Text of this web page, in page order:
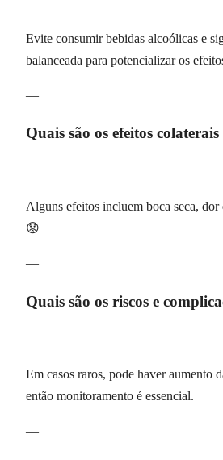
Evite consumir bebidas alcoólicas e
balanceada para potencializar os
—
Quais são os efeitos
Alguns efeitos incluem boca seca, dor
😟
—
Quais são os riscos e
Em casos raros, pode haver aumento
então monitoramento é essencial.
—